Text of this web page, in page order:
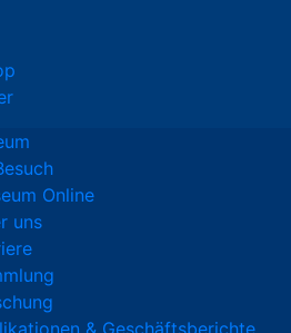
Online
uns
& Geschäftsberichte